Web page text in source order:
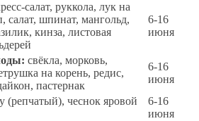
салат, руккола, лук на
салат, шпинат, мангольд,
кинза, листовая
6-16
июня
свёкла, морковь,
на корень, редис,
пастернак
6-16
июня
(репчатый), чеснок яровой
6-16
июня